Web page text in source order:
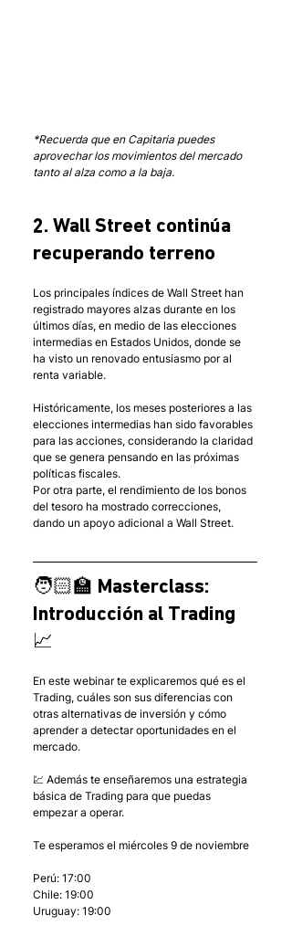
*Recuerda que en Capitaria puedes
aprovechar los movimientos del mercado
tanto al alza como a la baja.
2. Wall Street continúa
recuperando terreno
Los principales índices de Wall Street han
registrado mayores alzas durante en los
últimos días, en medio de las elecciones
intermedias en Estados Unidos, donde se
ha visto un renovado entusiasmo por al
renta variable.
Históricamente, los meses posteriores a las
elecciones intermedias han sido favorables
para las acciones, considerando la claridad
que se genera pensando en las próximas
políticas fiscales.
Por otra parte, el rendimiento de los bonos
del tesoro ha mostrado correcciones,
dando un apoyo adicional a Wall Street.
🧑🏻‍🏫 Masterclass:
Introducción al Trading
📈
En este webinar te explicaremos qué es el
Trading, cuáles son sus diferencias con
otras alternativas de inversión y cómo
aprender a detectar oportunidades en el
mercado.
💹 Además te enseñaremos una estrategia
básica de Trading para que puedas
empezar a operar.
Te esperamos el miércoles 9 de noviembre
Perú: 17:00
Chile: 19:00
Uruguay: 19:00